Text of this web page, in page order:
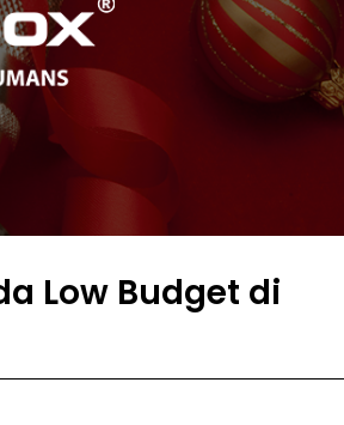
Low Budget di